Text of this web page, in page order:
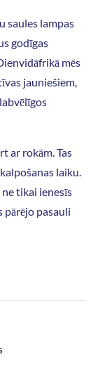
saules lampas
godīgas
mēs
jauniešiem,
ar rokām. Tas
laiku.
tikai ienesīs
pārējo pasauli